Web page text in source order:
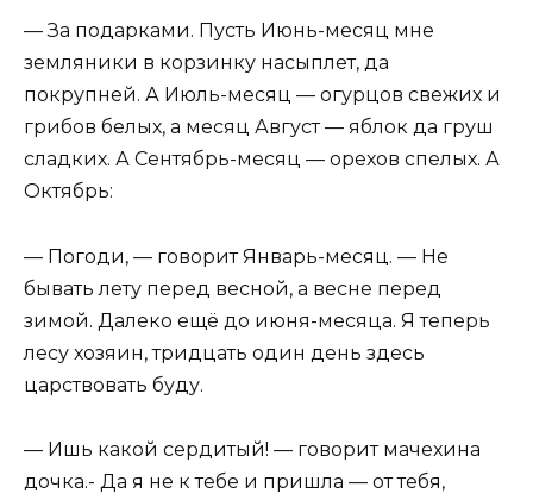
— За подарками. Пусть Июнь-месяц мне
земляники в корзинку насыплет, да
покрупней. А Июль-месяц — огурцов свежих и
грибов белых, а месяц Август — яблок да груш
сладких. А Сентябрь-месяц — орехов спелых. А
Октябрь:
— Погоди, — говорит Январь-месяц. — Не
бывать лету перед весной, а весне перед
зимой. Далеко ещё до июня-месяца. Я теперь
лесу хозяин, тридцать один день здесь
царствовать буду.
— Ишь какой сердитый! — говорит мачехина
дочка.- Да я не к тебе и пришла — от тебя,